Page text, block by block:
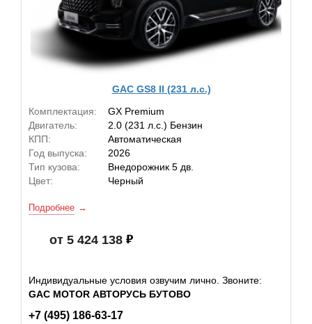
GAC GS8 II (231 л.с.)
Комплектация:
GX Premium
Двигатель:
2.0 (231 л.с.) Бензин
КПП:
Автоматическая
Год выпуска:
2026
Тип кузова:
Внедорожник 5 дв.
Цвет:
Черный
Подробнее
от 5 424 138
Индивидуальные условия озвучим лично. Звоните:
GAC MOTOR АВТОРУСЬ БУТОВО
+7 (495) 186-63-17